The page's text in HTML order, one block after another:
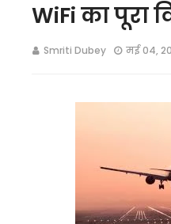
WiFi का पूरा
Smriti Dubey मई 04,